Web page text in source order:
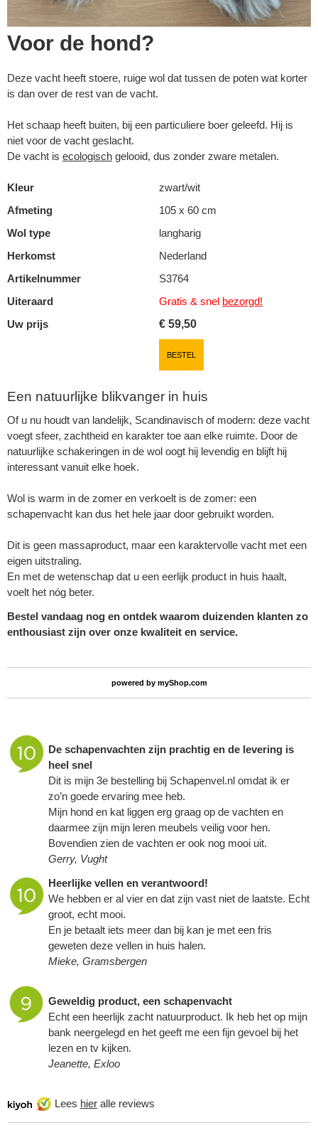
Voor de hond?
Deze vacht heeft stoere, ruige wol dat tussen de poten wat korter
is dan over de rest van de vacht.
Het schaap heeft buiten, bij een particuliere boer geleefd. Hij is
niet voor de vacht geslacht.
De vacht is ecologisch gelooid, dus zonder zware metalen.
Kleur
zwart/wit
Afmeting
105 x 60 cm
Wol type
langharig
Herkomst
Nederland
Artikelnummer
S3764
Uiteraard
Gratis & snel bezorgd!
Uw prijs
€ 59,50
BESTEL
Een natuurlijke blikvanger in huis
Of u nu houdt van landelijk, Scandinavisch of modern: deze vacht
voegt sfeer, zachtheid en karakter toe aan elke ruimte. Door de
natuurlijke schakeringen in de wol oogt hij levendig en blijft hij
interessant vanuit elke hoek.
Wol is warm in de zomer en verkoelt is de zomer: een
schapenvacht kan dus het hele jaar door gebruikt worden.
Dit is geen massaproduct, maar een karaktervolle vacht met een
eigen uitstraling.
En met de wetenschap dat u een eerlijk product in huis haalt,
voelt het nóg beter.
Bestel vandaag nog en ontdek waarom duizenden klanten zo
enthousiast zijn over onze kwaliteit en service.
powered by myShop.com
De schapenvachten zijn prachtig en de levering is
heel snel
Dit is mijn 3e bestelling bij Schapenvel.nl omdat ik er
zo’n goede ervaring mee heb.
Mijn hond en kat liggen erg graag op de vachten en
daarmee zijn mijn leren meubels veilig voor hen.
Bovendien zien de vachten er ook nog mooi uit.
Gerry, Vught
Heerlijke vellen en verantwoord!
We hebben er al vier en dat zijn vast niet de laatste. Echt
groot, echt mooi.
En je betaalt iets meer dan bij kan je met een fris
geweten deze vellen in huis halen.
Mieke, Gramsbergen
Geweldig product, een schapenvacht
Echt een heerlijk zacht natuurproduct. Ik heb het op mijn
bank neergelegd en het geeft me een fijn gevoel bij het
lezen en tv kijken.
Jeanette, Exloo
Lees hier alle reviews